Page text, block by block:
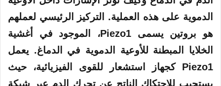
الدموية على هذه العملية. التركيز الرئيسي لعملهم
هو بروتين يسمى Piezo1، الموجود في أغشية
الخلايا المبطنة للأوعية الدموية في الدماغ. يعمل
Piezo1 كجهاز استشعار للقوى الفيزيائية، حيث
يستجيب للاحتكاك الناتج عن تحرك الدم عبر شبكة